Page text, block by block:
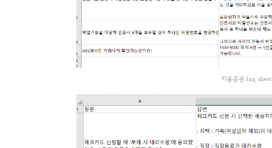
키움증권 faq sheet